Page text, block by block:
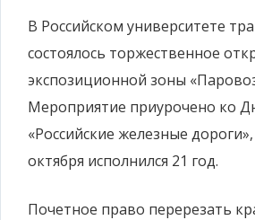
В Российском университете
состоялось торжественное
экспозиционной зоны
Мероприятие приурочено ко
«Российские железные
октября исполнился 21 год.
Почетное право перерезать